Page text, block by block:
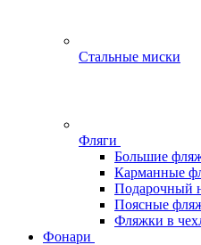
Стальные миски
Фляги
Большие
Карманные
Подарочный
Поясные
Фляжки в
Фонари